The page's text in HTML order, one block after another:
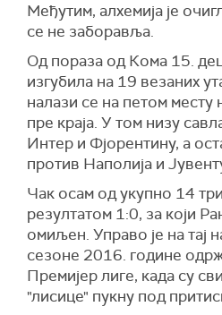
Међутим, алхемија је
се не заборавља.
Од пораза од Кома 15.
изгубила на 19 везаних
налази се на петом месту
пре краја. У том низу
Интер и Фјорентину, а
против Наполија и
Чак осам од укупно 14
резултатом 1:0, за који
омиљен. Управо је на тај
сезоне 2016. године
Премијер лиге, када су
"лисице" пукну под